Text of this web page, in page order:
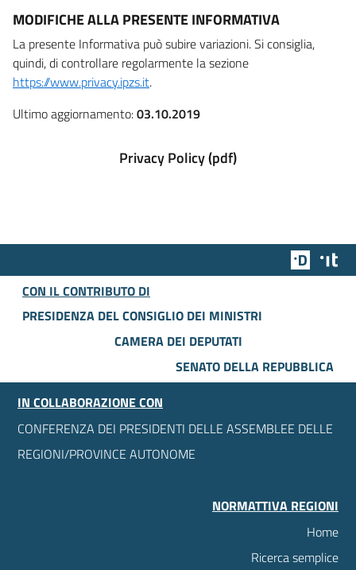
MODIFICHE ALLA PRESENTE INFORMATIVA
La presente Informativa può subire variazioni. Si consiglia,
quindi, di controllare regolarmente la sezione
https://www.privacy.ipzs.it.
Ultimo aggiornamento:03.10.2019
Privacy Policy (pdf)
Team
CON IL CONTRIBUTO DI
PRESIDENZA DEL CONSIGLIO DEI MINISTRI
CAMERA DEI DEPUTATI
SENATO DELLA REPUBBLICA
IN COLLABORAZIONE CON
CONFERENZA DEI PRESIDENTI DELLE ASSEMBLEE DELLE
REGIONI/PROVINCE AUTONOME
NORMATTIVA REGIONI
Home
Ricerca semplice